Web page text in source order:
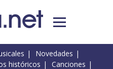
Novedades
históricos
Canciones